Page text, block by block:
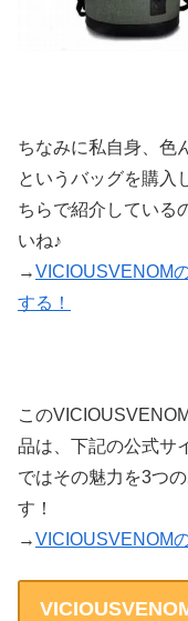
ちなみに私自身、色
というバッグを購入
ちらで紹介している
いね♪
→VICIOUSVENOM
する！
この
品は、下記の公式サ
ではその魅力を3つ
す！
→VICIOUSVENOM